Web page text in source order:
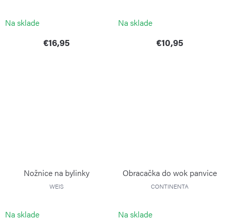
Na sklade
€16,95
Na sklade
€10,95
Nožnice na bylinky
WEIS
Na sklade
Obracačka do wok panvice
CONTINENTA
Na sklade